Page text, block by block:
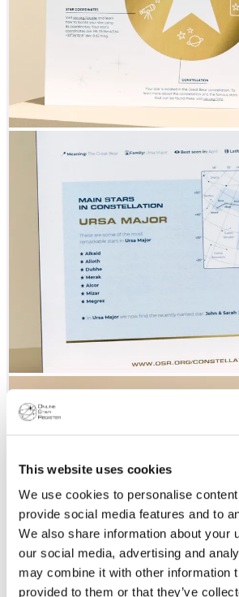
This website uses cookies
We use cookies to personalise
provide social media features and to
We also share information about your
our social media, advertising and
may combine it with other information
provided to them or that they’ve